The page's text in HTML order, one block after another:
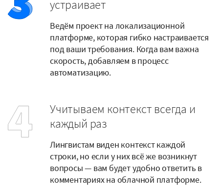
устраивает
Ведём проект на локализационной
платформе, которая гибко настраивается
под ваши требования. Когда вам важна
скорость, добавляем в процесс
автоматизацию.
Учитываем контекст всегда и
каждый раз
Лингвистам виден контекст каждой
строки, но если у них всё же возникнут
вопросы — вам будет удобно ответить в
комментариях на облачной платформе.